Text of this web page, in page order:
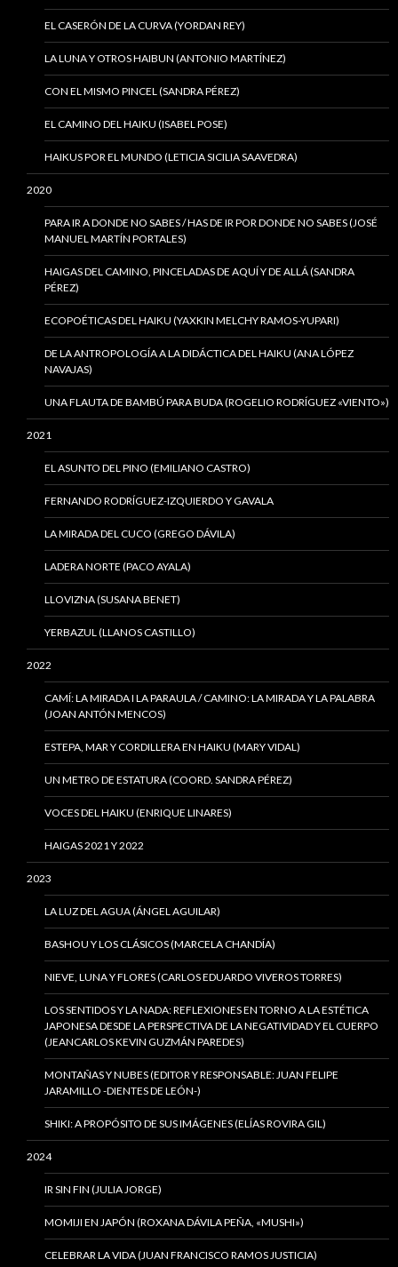
EL CASERÓN DE LA CURVA (YORDAN REY)
LA LUNA Y OTROS HAIBUN (ANTONIO MARTÍNEZ)
CON EL MISMO PINCEL (SANDRA PÉREZ)
EL CAMINO DEL HAIKU (ISABEL POSE)
HAIKUS POR EL MUNDO (LETICIA SICILIA SAAVEDRA)
2020
PARA IR A DONDE NO SABES / HAS DE IR POR DONDE NO SABES (JOSÉ
MANUEL MARTÍN PORTALES)
HAIGAS DEL CAMINO, PINCELADAS DE AQUÍ Y DE ALLÁ (SANDRA
PÉREZ)
ECOPOÉTICAS DEL HAIKU (YAXKIN MELCHY RAMOS-YUPARI)
DE LA ANTROPOLOGÍA A LA DIDÁCTICA DEL HAIKU (ANA LÓPEZ
NAVAJAS)
UNA FLAUTA DE BAMBÚ PARA BUDA (ROGELIO RODRÍGUEZ «VIENTO»)
2021
EL ASUNTO DEL PINO (EMILIANO CASTRO)
FERNANDO RODRÍGUEZ-IZQUIERDO Y GAVALA
LA MIRADA DEL CUCO (GREGO DÁVILA)
LADERA NORTE (PACO AYALA)
LLOVIZNA (SUSANA BENET)
YERBAZUL (LLANOS CASTILLO)
2022
CAMÍ: LA MIRADA I LA PARAULA / CAMINO: LA MIRADA Y LA PALABRA
(JOAN ANTÓN MENCOS)
ESTEPA, MAR Y CORDILLERA EN HAIKU (MARY VIDAL)
UN METRO DE ESTATURA (COORD. SANDRA PÉREZ)
VOCES DEL HAIKU (ENRIQUE LINARES)
HAIGAS 2021 Y 2022
2023
LA LUZ DEL AGUA (ÁNGEL AGUILAR)
BASHOU Y LOS CLÁSICOS (MARCELA CHANDÍA)
NIEVE, LUNA Y FLORES (CARLOS EDUARDO VIVEROS TORRES)
LOS SENTIDOS Y LA NADA: REFLEXIONES EN TORNO A LA ESTÉTICA
JAPONESA DESDE LA PERSPECTIVA DE LA NEGATIVIDAD Y EL CUERPO
(JEANCARLOS KEVIN GUZMÁN PAREDES)
MONTAÑAS Y NUBES (EDITOR Y RESPONSABLE: JUAN FELIPE
JARAMILLO -DIENTES DE LEÓN-)
SHIKI: A PROPÓSITO DE SUS IMÁGENES (ELÍAS ROVIRA GIL)
2024
IR SIN FIN (JULIA JORGE)
MOMIJI EN JAPÓN (ROXANA DÁVILA PEÑA, «MUSHI»)
CELEBRAR LA VIDA (JUAN FRANCISCO RAMOS JUSTICIA)